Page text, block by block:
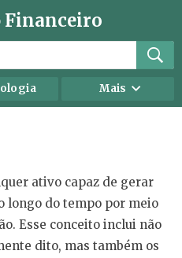
Financeiro
Mais
Impostos
Marketing
Finanças Pessoais
ativo capaz de gerar
longo do tempo por meio
Esse conceito inclui não
dito, mas também os